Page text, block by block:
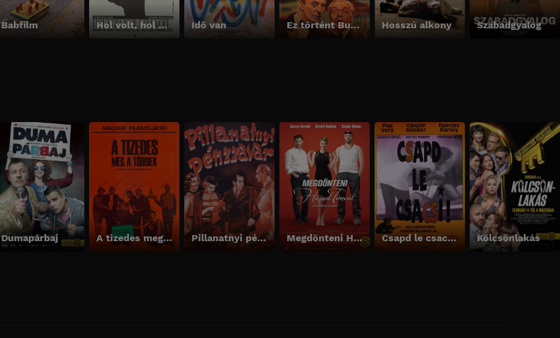
Babfilm Hol volt, hol nem volt Idő van Ez történt Budapesten Hosszú alkony Szabadgyalog
Dumapárbaj A tizedes meg a többiek Pillanatnyi pénzzavar Megdönteni Hajnal Tímeát Csapd le csacsi! Kölcsönlakás